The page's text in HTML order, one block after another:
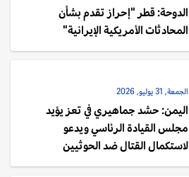
الدوحة: قطر "إحراز تقدم بشأن
المحادثات الأمريكية الإيرانية"
الجمعة, 31 يوليو, 2026
اليمن: حشد جماهيري في تعز يؤيد
مجلس القيادة الرئاسي ويدعو
لاستكمال القتال ضد الحوثيين